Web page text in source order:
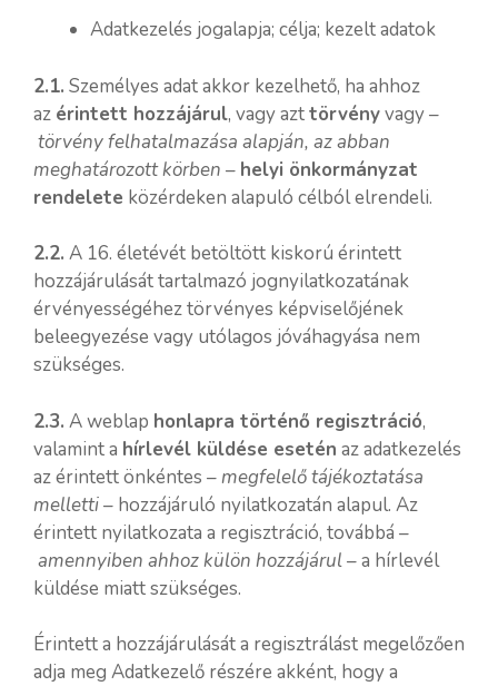
Adatkezelés jogalapja; célja; kezelt adatok
2.1. Személyes adat akkor kezelhető, ha ahhoz
az érintett hozzájárul, vagy azttörvényvagy –
törvény felhatalmazása alapján, az abban
meghatározott körben – helyi önkormányzat
rendelete közérdeken alapuló célból elrendeli.
2.2. A 16. életévét betöltött kiskorú érintett
hozzájárulását tartalmazó jognyilatkozatának
érvényességéhez törvényes képviselőjének
beleegyezése vagy utólagos jóváhagyása nem
szükséges.
2.3. A weblap honlapra történő regisztráció,
valamint a hírlevél küldése esetén az adatkezelés
az érintett önkéntes –megfelelő tájékoztatása
melletti– hozzájáruló nyilatkozatán alapul. Az
érintett nyilatkozata a regisztráció, továbbá –
amennyiben ahhoz külön hozzájárul– a hírlevél
küldése miatt szükséges.
Érintett a hozzájárulását a regisztrálást megelőzően
adja meg Adatkezelő részére akként, hogy a